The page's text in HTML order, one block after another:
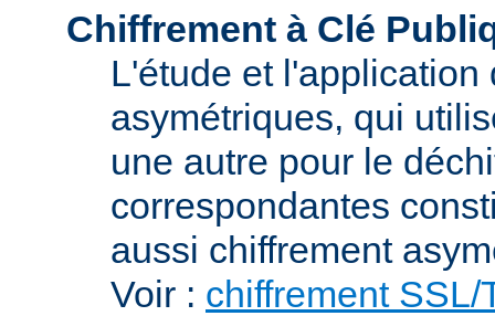
Chiffrement à Clé
L'étude et
asymétriques, qui
une autre pour le
correspondantes
aussi chiffrement
Voir : chiffrement SSL/